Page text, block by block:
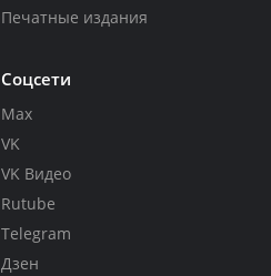
Печатные издания
Соцсети
Max
VK
VK Видео
Rutube
Telegram
Дзен